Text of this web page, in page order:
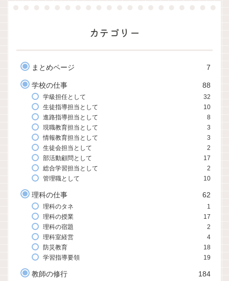
カテゴリー
まとめページ 7
学校の仕事 88
学級担任として
32
生徒指導担当として
10
進路指導担当として
8
現職教育担当として
3
情報教育担当として
3
生徒会担当として
2
部活動顧問として
17
総合学習担当として
2
管理職として
10
理科の仕事 62
理科のタネ
1
理科の授業
17
理科の宿題
2
理科室経営
4
防災教育
18
学習指導要領
19
教師の修行 184